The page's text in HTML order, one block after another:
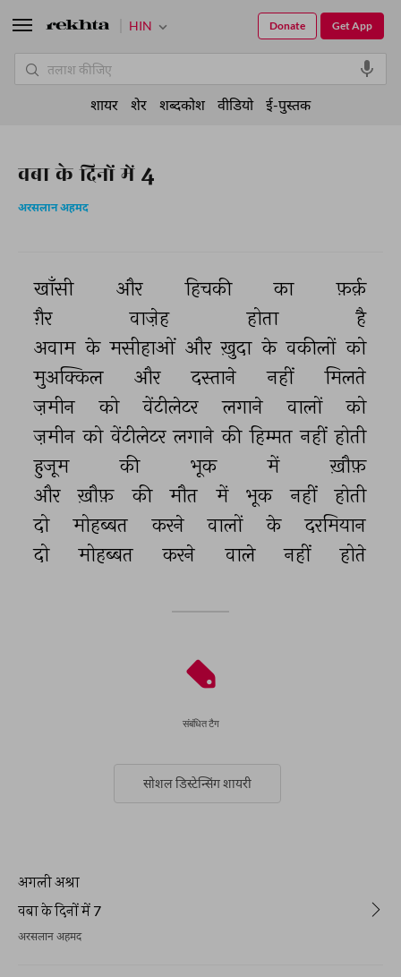
वबा के दिनों में 4
अरसलान अहमद
खाँसी और हिचकी का
फ़र्क़
ग़ैर
वाज़ेह होता
है
अवाम के मसीहाओं और ख़ुदा के वकीलों को
मुअक्किल
और दस्ताने नहीं
मिलते
ज़मीन
को वेंटीलेटर लगाने वालों
को
ज़मीन को वेंटीलेटर लगाने की हिम्मत नहीं होती
हुजूम
की भूक में
ख़ौफ़
और
ख़ौफ़ की मौत में भूक नहीं
होती
दो
मोहब्बत करने वालों के
दरमियान
दो
मोहब्बत करने वाले नहीं होते
संबंधित टैग
सोशल डिस्टेन्सिंग शायरी
अगली अश्रा
वबा के दिनों में 7
अरसलान अहमद
HIN Get App
Donate
शायर शेर शब्दकोश वीडियो ई-पुस्तक